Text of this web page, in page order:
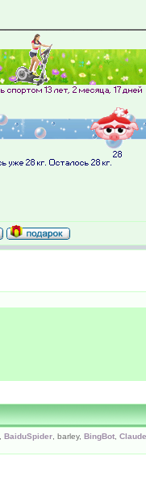
BaiduSpider , barley, BingBot